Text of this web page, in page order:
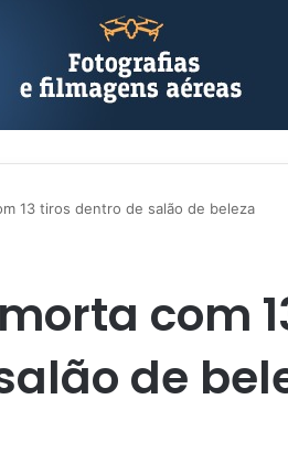
13 tiros dentro de salão de beleza
com
de